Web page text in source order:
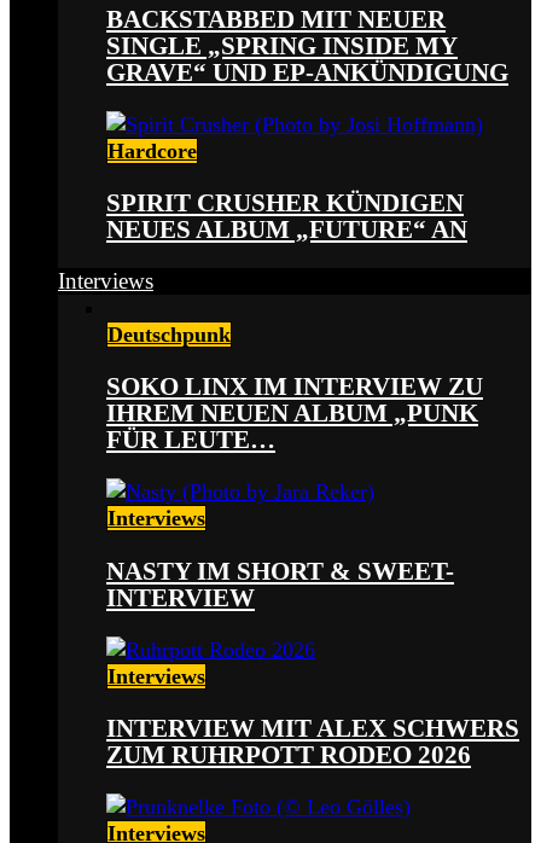
BACKSTABBED MIT NEUER
SINGLE „SPRING INSIDE MY
GRAVE“ UND EP-ANKÜNDIGUNG
Hardcore
SPIRIT CRUSHER KÜNDIGEN
NEUES ALBUM „FUTURE“ AN
Interviews
Deutschpunk
SOKO LINX IM INTERVIEW ZU
IHREM NEUEN ALBUM „PUNK
FÜR LEUTE…
Interviews
NASTY IM SHORT & SWEET-
INTERVIEW
Interviews
INTERVIEW MIT ALEX SCHWERS
ZUM RUHRPOTT RODEO 2026
Interviews